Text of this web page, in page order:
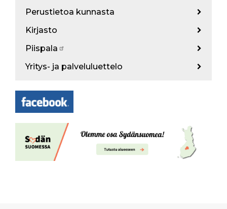
Perustietoa kunnasta
Kirjasto
Piispala
Yritys- ja palveluluettelo